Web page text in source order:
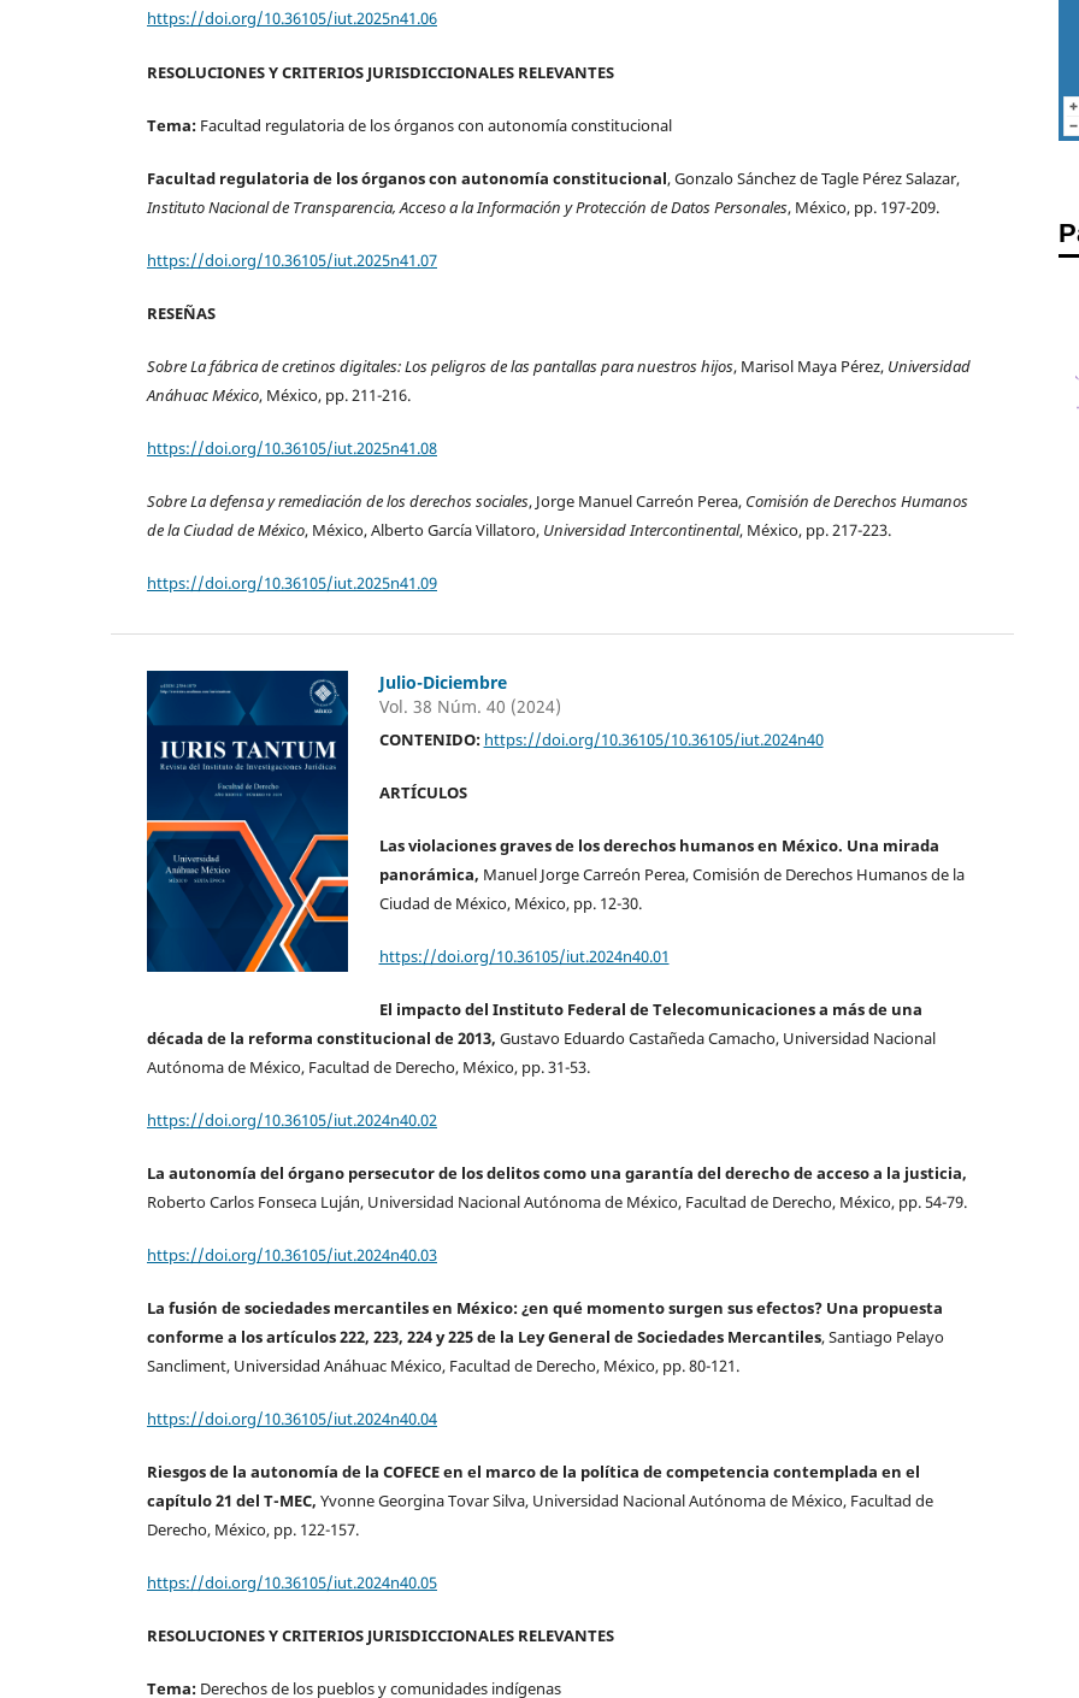
https://doi.org/10.36105/iut.2025n41.06
RESOLUCIONES Y CRITERIOS JURISDICCIONALES RELEVANTES
Tema: Facultad regulatoria de los órganos con autonomía constitucional
Facultad regulatoria de los órganos con autonomía constitucional, Gonzalo Sánchez de Tagle Pérez Salazar,
Instituto Nacional de Transparencia, Acceso a la Información y Protección de Datos Personales, México, pp. 197-209.
https://doi.org/10.36105/iut.2025n41.07
RESEÑAS
Sobre La fábrica de cretinos digitales: Los peligros de las pantallas para nuestros hijos, Marisol Maya Pérez, Universidad
Anáhuac México, México, pp. 211-216.
https://doi.org/10.36105/iut.2025n41.08
Sobre La defensa y remediación de los derechos sociales, Jorge Manuel Carreón Perea, Comisión de Derechos Humanos
de la Ciudad de México, México, Alberto García Villatoro, Universidad Intercontinental, México, pp. 217-223.
https://doi.org/10.36105/iut.2025n41.09
Julio-Diciembre
Vol. 38 Núm. 40 (2024)
CONTENIDO: https://doi.org/10.36105/10.36105/iut.2024n40
ARTÍCULOS
Las violaciones graves de los derechos humanos en México. Una mirada
panorámica, Manuel Jorge Carreón Perea, Comisión de Derechos Humanos de la
Ciudad de México, México, pp. 12-30.
https://doi.org/10.36105/iut.2024n40.01
El impacto del Instituto Federal de Telecomunicaciones a más de una
década de la reforma constitucional de 2013, Gustavo Eduardo Castañeda Camacho, Universidad Nacional
Autónoma de México, Facultad de Derecho, México, pp. 31-53.
https://doi.org/10.36105/iut.2024n40.02
La autonomía del órgano persecutor de los delitos como una garantía del derecho de acceso a la justicia,
Roberto Carlos Fonseca Luján, Universidad Nacional Autónoma de México, Facultad de Derecho, México, pp. 54-79.
https://doi.org/10.36105/iut.2024n40.03
La fusión de sociedades mercantiles en México: ¿en qué momento surgen sus efectos? Una propuesta
conforme a los artículos 222, 223, 224 y 225 de la Ley General de Sociedades Mercantiles, Santiago Pelayo
Sancliment, Universidad Anáhuac México, Facultad de Derecho, México, pp. 80-121.
https://doi.org/10.36105/iut.2024n40.04
Riesgos de la autonomía de la COFECE en el marco de la política de competencia contemplada en el
capítulo 21 del T-MEC, Yvonne Georgina Tovar Silva, Universidad Nacional Autónoma de México, Facultad de
Derecho, México, pp. 122-157.
https://doi.org/10.36105/iut.2024n40.05
RESOLUCIONES Y CRITERIOS JURISDICCIONALES RELEVANTES
Tema: Derechos de los pueblos y comunidades indígenas